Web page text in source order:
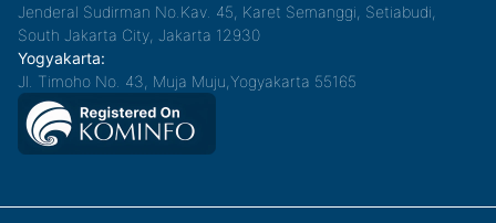
Jenderal Sudirman No.Kav. 45, Karet Semanggi, Setiabudi,
South Jakarta City, Jakarta 12930
Yogyakarta:
Jl. Timoho No. 43, Muja Muju,Yogyakarta 55165